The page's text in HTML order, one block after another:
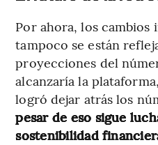
Por ahora, los cambios
tampoco se están
proyecciones del
alcanzaría la
logró dejar atrás los
pesar de eso sigue
sostenibilidad